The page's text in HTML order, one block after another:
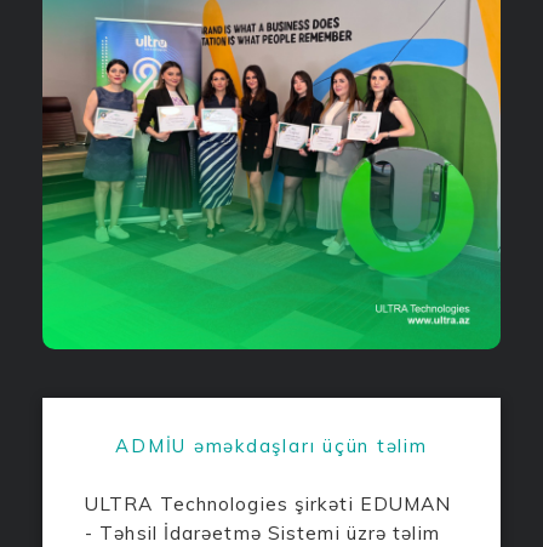
ADMİU əməkdaşları üçün təlim
ULTRA Technologies şirkəti EDUMAN
- Təhsil İdarəetmə Sistemi üzrə təlim